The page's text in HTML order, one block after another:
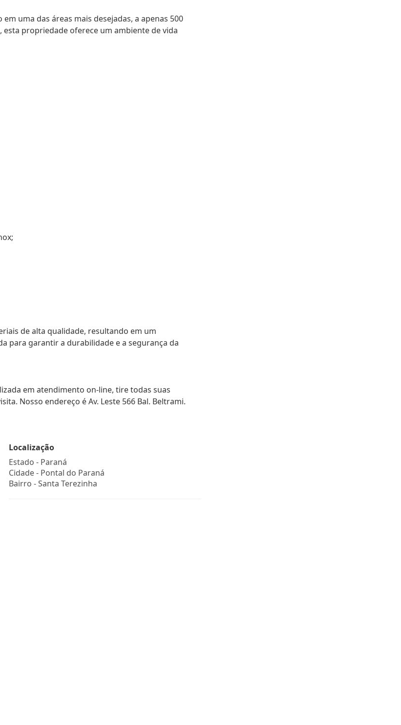
uma das áreas mais desejadas, a apenas 500
propriedade oferece um ambiente de vida
de alta qualidade, resultando em um
para garantir a durabilidade e a segurança da
em atendimento on-line, tire todas suas
Nosso endereço é Av. Leste 566 Bal. Beltrami.
Localização
Estado - Paraná
Cidade - Pontal do Paraná
Bairro -Santa Terezinha